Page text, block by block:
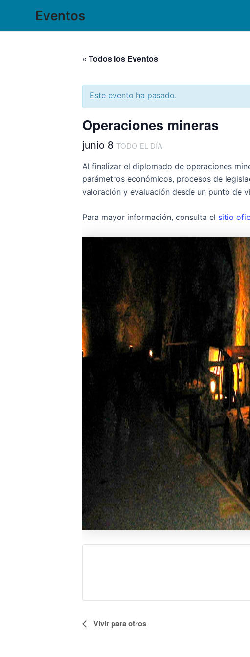
contenido
Eventos
« Todos los Eventos
Este evento ha pasado.
Operaciones mineras
junio 8 TODO EL DÍA
Al finalizar el diplomado de operaciones
parámetros económicos, procesos de
valoración y evaluación desde un punto de
Para mayor información, consulta el sitio
Evento
Vivir para otros